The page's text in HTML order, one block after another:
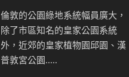
倫敦的公園綠地系統幅員廣大，
除了市區知名的皇家公園系統
外，近郊的皇家植物園邱園、漢
普敦宮公園.....